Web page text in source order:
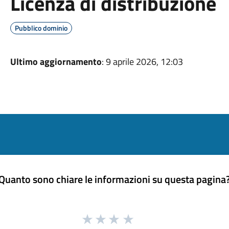
Pubblico dominio
Ultimo aggiornamento: 9 aprile 2026, 12:03
sono chiare le informazioni su questa